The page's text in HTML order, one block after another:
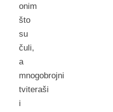
onim
što
su
čuli,
a
mnogobrojni
tviteraši
i